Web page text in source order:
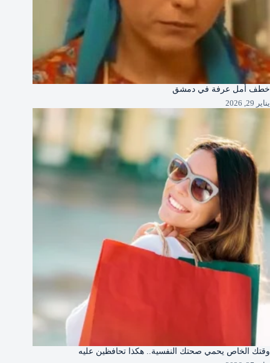
خطف أمل عرفة في دمشق
يناير 29, 2026
وقتك الخاص يحمي صحتك النفسية.. هكذا تحافظين عليه